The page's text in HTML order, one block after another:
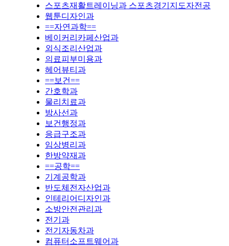
스포츠재활트레이닝과 스포츠경기지도자전공
웹툰디자인과
==자연과학==
베이커리카페산업과
외식조리산업과
의료피부미용과
헤어뷰티과
==보건==
간호학과
물리치료과
방사선과
보건행정과
응급구조과
임상병리과
한방약재과
==공학==
기계공학과
반도체전자산업과
인테리어디자인과
소방안전관리과
전기과
전기자동차과
컴퓨터소프트웨어과